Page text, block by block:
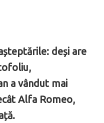
deși are
a vândut mai
Alfa Romeo,